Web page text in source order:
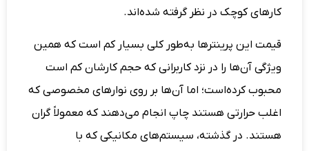
کارهای کوچک در نظر گرفته شده‌اند.
قیمت این پرینترها به‌طور کلی بسیار کم است که همین
ویژگی آن‌ها را در نزد کاربرانی که حجم کارشان کم است
محبوب کرده‌است؛ اما آن‌ها بر روی نوارهای مخصوصی که
اغلب حرارتی هستند چاپ انجام می‌دهند که معمولاً گران
هستند. در گذشته، سیستم‌های مکانیکی که با